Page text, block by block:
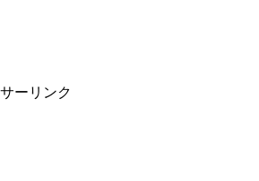
ーリンク